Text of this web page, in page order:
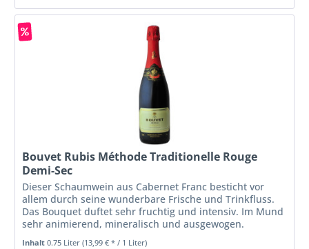
Bouvet Rubis Méthode Traditionelle Rouge
Demi-Sec
Dieser Schaumwein aus Cabernet Franc besticht vor
allem durch seine wunderbare Frische und Trinkfluss.
Das Bouquet duftet sehr fruchtig und intensiv. Im Mund
sehr animierend, mineralisch und ausgewogen.
Inhalt0.75 Liter(13,99 € * / 1 Liter)